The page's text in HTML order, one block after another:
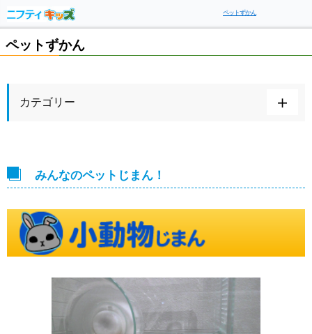
ペットずかん
ペットずかん
カテゴリー
みんなのペットじまん！